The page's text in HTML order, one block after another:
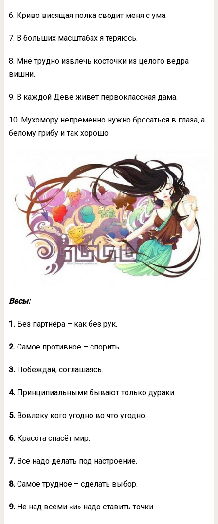
6. Криво висящая полка сводит меня с ума.
7. В больших масштабах я теряюсь.
8. Мне трудно извлечь косточки из целого ведра
вишни.
9. В каждой Деве живёт первоклассная дама.
10. Мухомору непременно нужно бросаться в глаза, а
белому грибу и так хорошо.
Весы:
1.Без партнёра – как без рук.
2.Самое противное – спорить.
3.Побеждай, соглашаясь.
4.Принципиальными бывают только дураки.
5.Вовлеку кого угодно во что угодно.
6.Красота спасёт мир.
7.Всё надо делать под настроение.
8.Самое трудное – сделать выбор.
9.Не над всеми «и» надо ставить точки.